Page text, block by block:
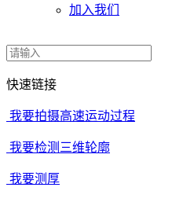
加入我们
快速链接
我要拍摄高速运动过程
我要检测三维轮廓
我要测厚